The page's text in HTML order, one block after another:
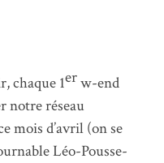
chaque 1erw-end
notre réseau
mois d’avril (on se
Léo-Pousse-